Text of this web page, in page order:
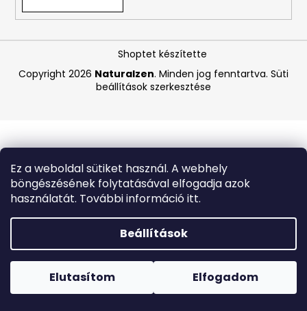
Ez a weboldal sütiket használ. A webhely
böngészésének folytatásával elfogadja azok
használatát. További információ itt.
Beállítások
Elutasítom Elfogadom
Forró napokon nem javasoljuk a csomagautomatákba
történő kézbesítést. A magas hőmérsékletre érzékeny
termékek átvételkor nem biztos, hogy optimális állapotban
A
á
u
k
LA
ROCHE-
POSAY
SZÉRUM
ÉRZÉKENY
ML
Shoptet készítette
Copyright 2026 Naturalzen. Minden jog fenntartva. Süti
beállítások szerkesztése